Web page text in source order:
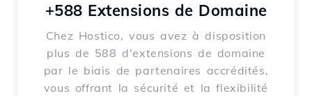
+588 Extensions de Domaine
Chez Hostico, vous avez à disposition
plus de 588 d'extensions de domaine
par le biais de partenaires accrédités,
vous offrant la sécurité et la flexibilité